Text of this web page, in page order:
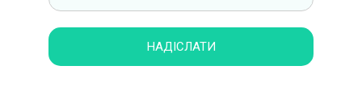
НАДІСЛАТИ